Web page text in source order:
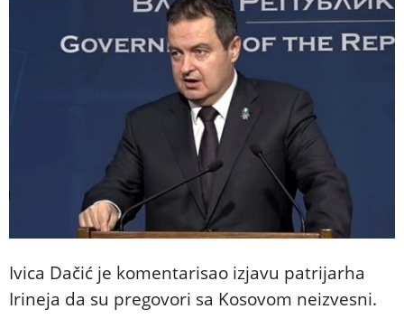
Ivica Dačić je komentarisao izjavu patrijarha
Irineja da su pregovori sa Kosovom neizvesni.